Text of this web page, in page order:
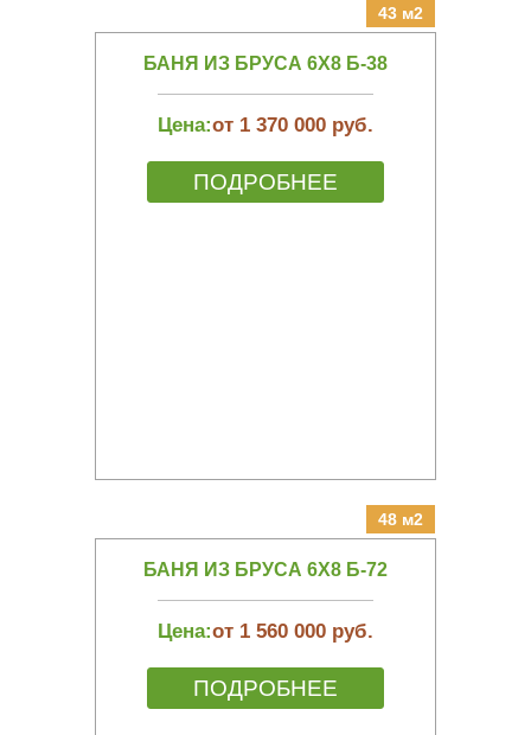
43 м2
БАНЯ ИЗ БРУСА 6Х8 Б-38
Цена:от 1 370 000 руб.
ПОДРОБНЕЕ
48 м2
БАНЯ ИЗ БРУСА 6Х8 Б-72
Цена:от 1 560 000 руб.
ПОДРОБНЕЕ